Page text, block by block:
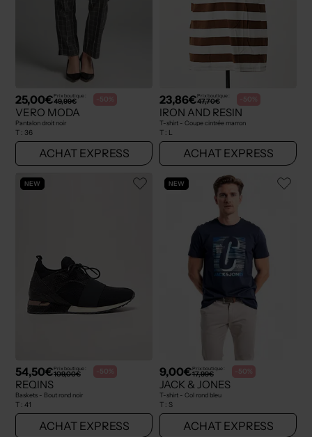
25,00€Prix boutique :
49,99€ -50%
VERO MODA
Pantalon droit noir
T : 36
ACHAT EXPRESS
23,86€Prix boutique :
47,70€ -50%
IRON AND RESIN
T-shirt - Coupe cintrée marron
T : L
ACHAT EXPRESS
NEW
54,50€Prix boutique :
109,00€ -50%
REQINS
Baskets - Bout rond noir
T : 41
ACHAT EXPRESS
NEW
9,00€Prix boutique :
17,99€ -50%
JACK & JONES
T-shirt - Col rond bleu
T : S
ACHAT EXPRESS